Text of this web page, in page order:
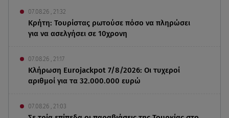
07.08.26 , 21:32
Κρήτη: Τουρίστας ρωτούσε πόσο να πληρώσει
για να ασελγήσει σε 10χρονη
07.08.26 , 21:17
Κλήρωση Eurojackpot 7/8/2026: Οι τυχεροί
αριθμοί για τα 32.000.000 ευρώ
07.08.26 , 21:03